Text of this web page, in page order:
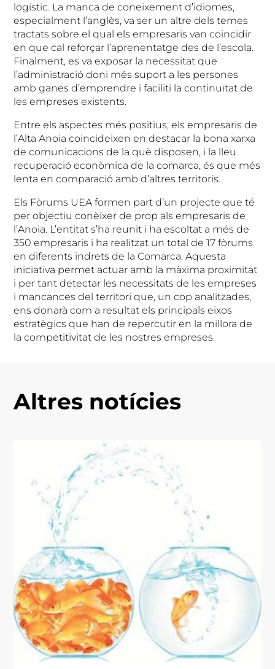
logístic. La manca de coneixement d’idiomes,
especialment l’anglès, va ser un altre dels temes
tractats sobre el qual els empresaris van coincidir
en que cal reforçar l’aprenentatge des de l’escola.
Finalment, es va exposar la necessitat que
l’administració doni més suport a les persones
amb ganes d’emprendre i faciliti la continuïtat de
les empreses existents.
Entre els aspectes més positius, els empresaris de
l’Alta Anoia coincideixen en destacar la bona xarxa
de comunicacions de la què disposen, i la lleu
recuperació econòmica de la comarca, és que més
lenta en comparació amb d’altres territoris.
Els Fòrums UEA formen part d’un projecte que té
per objectiu conèixer de prop als empresaris de
l’Anoia. L’entitat s’ha reunit i ha escoltat a més de
350 empresaris i ha realitzat un total de 17 fòrums
en diferents indrets de la Comarca. Aquesta
iniciativa permet actuar amb la màxima proximitat
i per tant detectar les necessitats de les empreses
i mancances del territori que, un cop analitzades,
ens donarà com a resultat els principals eixos
estratègics que han de repercutir en la millora de
la competitivitat de les nostres empreses.
Altres notícies